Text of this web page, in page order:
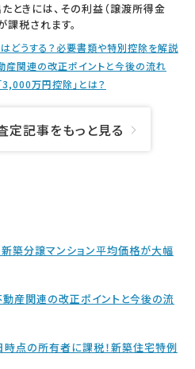
ときには、その利益（譲渡所得金
課税されます。
どうする？必要書類や特別控除を解説
関連の改正ポイントと今後の流れ
万円控除」とは？
定記事をもっと見る
築分譲マンション平均価格が大幅
産関連の改正ポイントと今後の流
点の所有者に課税！新築住宅特例